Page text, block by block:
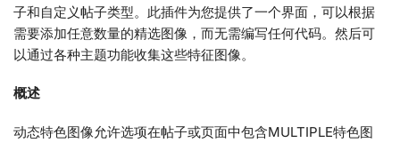
子和自定义帖子类型。此插件为您提供了一个界面，可以根据
需要添加任意数量的精选图像，而无需编写任何代码。然后可
以通过各种主题功能收集这些特征图像。
概述
动态特色图像允许选项在帖子或页面中包含MULTIPLE特色图